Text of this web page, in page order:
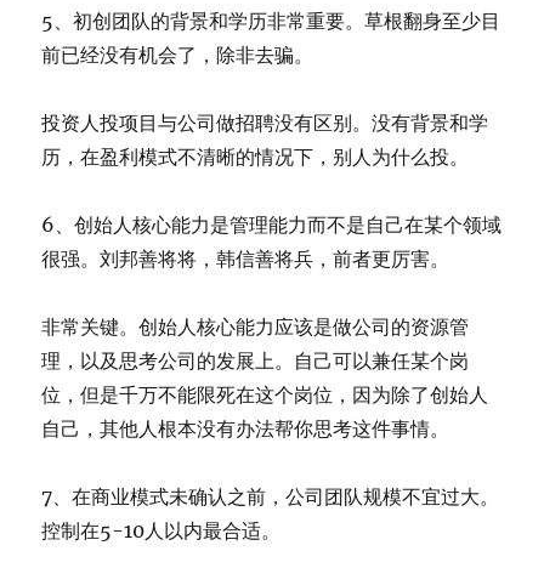
5、初创团队的背景和学历非常重要。草根翻身至少目
前已经没有机会了，除非去骗。
投资人投项目与公司做招聘没有区别。没有背景和学
历，在盈利模式不清晰的情况下，别人为什么投。
6、创始人核心能力是管理能力而不是自己在某个领域
很强。刘邦善将将，韩信善将兵，前者更厉害。
非常关键。创始人核心能力应该是做公司的资源管
理，以及思考公司的发展上。自己可以兼任某个岗
位，但是千万不能限死在这个岗位，因为除了创始人
自己，其他人根本没有办法帮你思考这件事情。
7、在商业模式未确认之前，公司团队规模不宜过大。
控制在5-10人以内最合适。